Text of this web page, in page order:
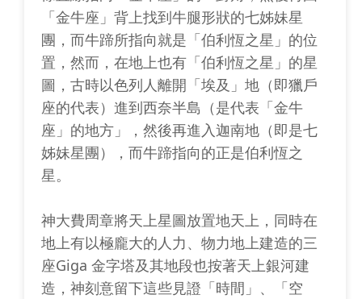
「金牛座」背上找到牛腿形狀的七姊妹星
團，而牛蹄所指向就是「伯利恆之星」的位
置，然而，在地上也有「伯利恆之星」的星
圖，古時以色列人離開「埃及」地（即獵戶
座的代表）進到西奈半島（是代表「金牛
座」的地方」，然後再進入迦南地（即是七
姊妹星團），而牛蹄指向的正是伯利恆之
星。
神大費周章將天上星圖放置地天上，同時在
地上有以極龐大的人力、物力地上建造的三
座Giga 金字塔及其地段也按著天上銀河建
造，神刻意留下這些見證「時間」、「空